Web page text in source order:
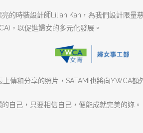
的時裝設計師Lilian Kan，為我們設計限
，以促進婦女的多元化發展。
傳和分享的照片，SATAMI也將向YWCA額
自己，只要相信自己，便能成就完美的妳。